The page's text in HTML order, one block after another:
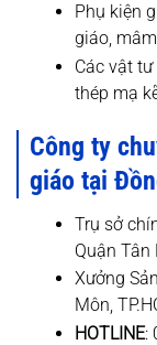
Phụ kiện
giáo,
Các vật
thép mạ
Công ty
giáo tại
Trụ sở
Quận Tân
Xưởng
Môn,
HOTLINE: